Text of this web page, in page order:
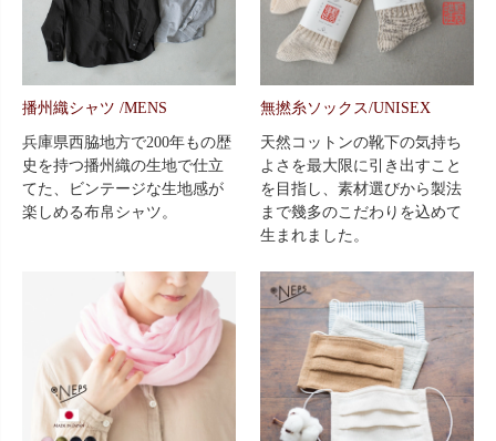
播州織シャツ /MENS
兵庫県西脇地方で200年もの歴
史を持つ播州織の生地で仕立
てた、ビンテージな生地感が
楽しめる布帛シャツ。
無撚糸ソックス/UNISEX
天然コットンの靴下の気持ち
よさを最大限に引き出すこと
を目指し、素材選びから製法
まで幾多のこだわりを込めて
生まれました。